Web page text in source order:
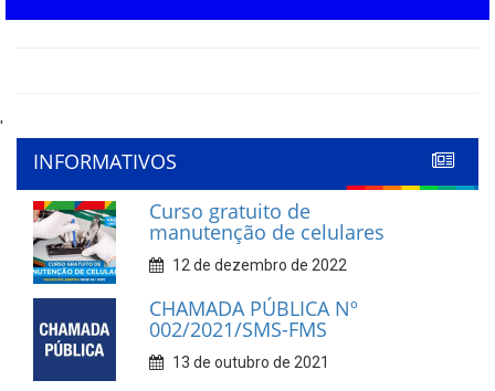
'
INFORMATIVOS
Curso gratuito de
manutenção de celulares
12 de dezembro de 2022
CHAMADA PÚBLICA Nº
002/2021/SMS-FMS
13 de outubro de 2021